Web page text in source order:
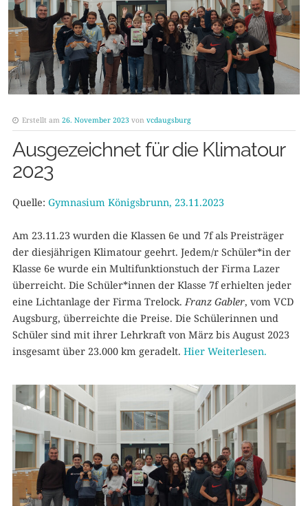
Erstellt am 26. November 2023 von vcdaugsburg
Ausgezeichnet für die Klimatour
2023
Quelle: Gymnasium Königsbrunn, 23.11.2023
Am 23.11.23 wurden die Klassen 6e und 7f als Preisträger
der diesjährigen Klimatour geehrt. Jedem/r Schüler*in der
Klasse 6e wurde ein Multifunktionstuch der Firma Lazer
überreicht. Die Schüler*innen der Klasse 7f erhielten jeder
eine Lichtanlage der Firma Trelock. Franz Gabler, vom VCD
Augsburg, überreichte die Preise. Die Schülerinnen und
Schüler sind mit ihrer Lehrkraft von März bis August 2023
insgesamt über 23.000 km geradelt. Hier Weiterlesen.